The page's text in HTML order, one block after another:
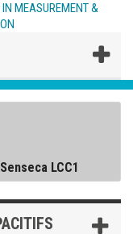
IN MEASUREMENT &
Senseca LCC1